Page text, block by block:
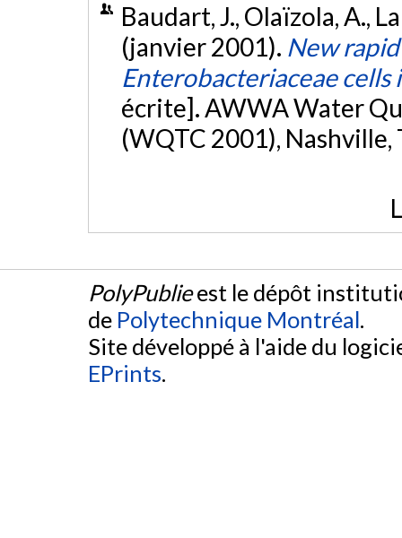
Baudart, J., Olaïzola, A.,
(janvier 2001). New
Enterobacteriaceae
écrite]. AWWA Water
(WQTC 2001), Nashville,
PolyPublieest le dépôt
de Polytechnique Montréal.
Site développé à l'aide du
EPrints.